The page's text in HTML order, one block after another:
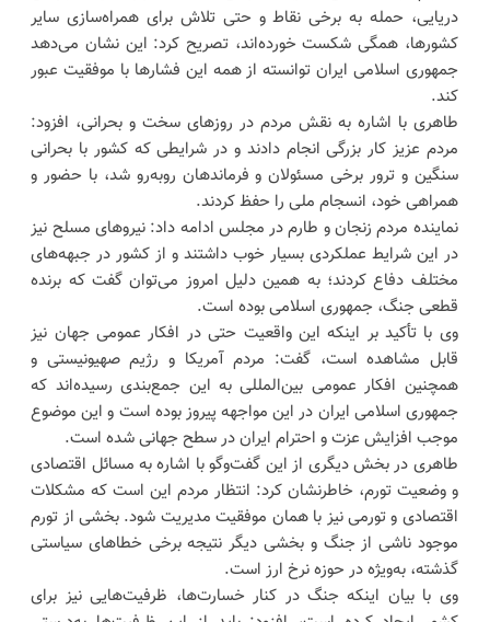
دریایی، حمله به برخی نقاط و حتی تلاش برای همراه‌سازی سایر
کشورها، همگی شکست خورده‌اند، تصریح کرد: این نشان می‌دهد
جمهوری اسلامی ایران توانسته از همه این فشارها با موفقیت عبور
کند.
طاهری با اشاره به نقش مردم در روزهای سخت و بحرانی، افزود:
مردم عزیز کار بزرگی انجام دادند و در شرایطی که کشور با بحرانی
سنگین و ترور برخی مسئولان و فرماندهان روبه‌رو شد، با حضور و
همراهی خود، انسجام ملی را حفظ کردند.
نماینده مردم زنجان و طارم در مجلس ادامه داد: نیروهای مسلح نیز
در این شرایط عملکردی بسیار خوب داشتند و از کشور در جبهه‌های
مختلف دفاع کردند؛ به همین دلیل امروز می‌توان گفت که برنده
قطعی جنگ، جمهوری اسلامی بوده است.
وی با تأکید بر اینکه این واقعیت حتی در افکار عمومی جهان نیز
قابل مشاهده است، گفت: مردم آمریکا و رژیم صهیونیستی و
همچنین افکار عمومی بین‌المللی به این جمع‌بندی رسیده‌اند که
جمهوری اسلامی ایران در این مواجهه پیروز بوده است و این موضوع
موجب افزایش عزت و احترام ایران در سطح جهانی شده است.
طاهری در بخش دیگری از این گفت‌وگو با اشاره به مسائل اقتصادی
و وضعیت تورم، خاطرنشان کرد: انتظار مردم این است که مشکلات
اقتصادی و تورمی نیز با همان موفقیت مدیریت شود. بخشی از تورم
موجود ناشی از جنگ و بخشی دیگر نتیجه برخی خطاهای سیاستی
گذشته، به‌ویژه در حوزه نرخ ارز است.
وی با بیان اینکه جنگ در کنار خسارت‌ها، ظرفیت‌هایی نیز برای